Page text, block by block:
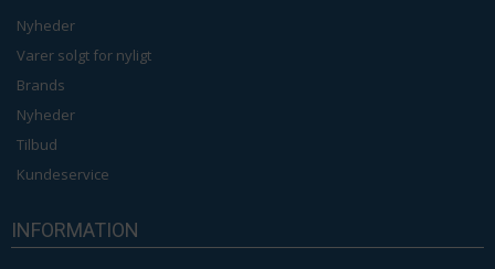
Nyheder
Varer solgt for nyligt
Brands
Nyheder
Tilbud
Kundeservice
INFORMATION